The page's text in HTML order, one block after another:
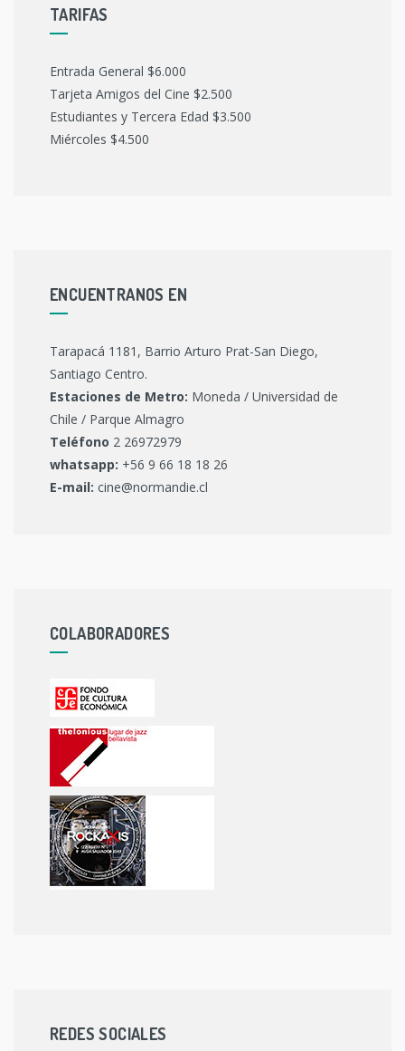
TARIFAS
Entrada General $6.000
Tarjeta Amigos del Cine $2.500
Estudiantes y Tercera Edad $3.500
Miércoles $4.500
ENCUENTRANOS EN
Tarapacá 1181, Barrio Arturo Prat-San Diego,
Santiago Centro.
Estaciones de Metro: Moneda / Universidad de
Chile / Parque Almagro
Teléfono 2 26972979
whatsapp: +56 9 66 18 18 26
E-mail: cine@normandie.cl
COLABORADORES
REDES SOCIALES